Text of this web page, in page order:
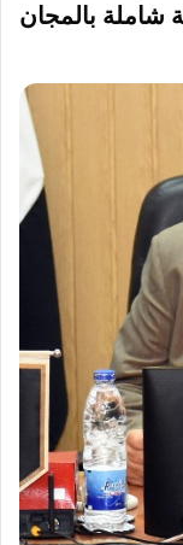
شاملة بالمجان